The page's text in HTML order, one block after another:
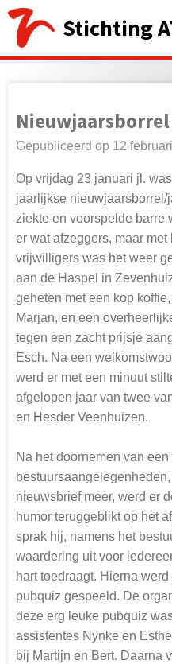
Ga
direct
naar
Nieuwjaarsborrel
Gepubliceerd op 12
Op vrijdag 23 januari jl.
jaarlijkse nieuwjaarsborrel/
ziekte en voorspelde barre
er wat afzeggers, maar
vrijwilligers was het weer
aan de Haspel in
geheten met een kop
Marjan, en een
tegen een zacht prijsje
Esch. Na een
werd er met een minuut
afgelopen jaar van twee
en Hesder Veenhuizen.
Na het doornemen van een
nieuwsbrief meer, werd er
humor teruggeblikt op het
sprak hij, namens het
waardering uit voor
hart toedraagt. Hierna
pubquiz gespeeld. De
deze erg leuke pubquiz
assistentes Nynke en
bij Martijn en Bert. Daarna